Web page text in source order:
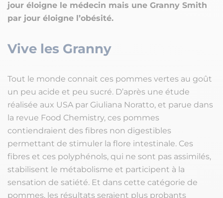
jour éloigne le médecin mais une Granny Smith
par jour éloigne l’obésité.
Vive les Granny
Tout le monde connait ces pommes vertes au goût
un peu acide et peu sucré. D’après une étude
réalisée aux USA par Giuliana Noratto, et parue dans
la revue Food Chemistry, ces pommes
contiendraient des fibres non digestibles
permettant de stimuler la flore intestinale. Ces
fibres et ces polyphénols, qui ne sont pas assimilés,
stabilisent le métabolisme et participent à la
sensation de satiété. Et dans cette catégorie de
pommes, les résultats seraient plus probants